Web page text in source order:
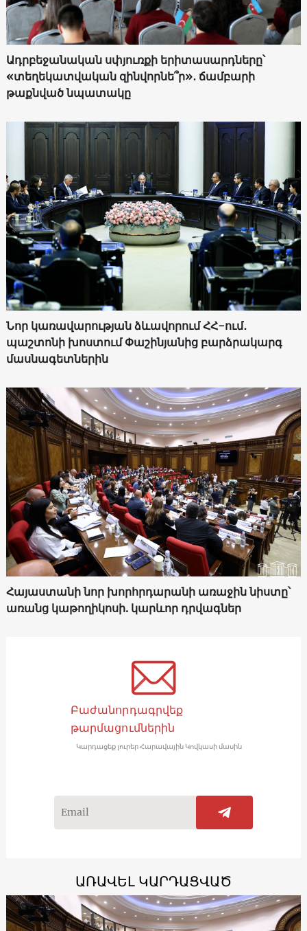
Ադրբեջանական սփյուռքի երիտասարդները՝
«տեղեկատվական զինվորնե՞ր»․ ճամբարի
թաքնված նպատակը
Նոր կառավարության ձևավորում ՀՀ-ում․
պաշտոնի խոստում Փաշինյանից բարձրակարգ
մասնագետներին
Հայաստանի նոր խորհրդարանի առաջին նիստը՝
առանց կաթողիկոսի. կարևոր դրվագներ
Բաժանորդագրվեք
թարմացումներին
Կարդացեք լուրեր Հարավային Կովկասի մասին
ԱՌԱՎԵԼ ԿԱՐԴԱՑՎԱԾ